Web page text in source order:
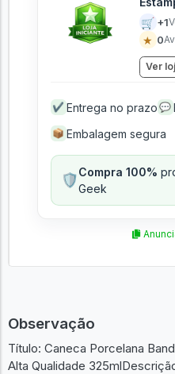
🛒 +1
★ 0
Ver
✔ Entrega no prazo 💬
📦 Embalagem segura
🛡️Compra 100%
Geek
Observação
Título: Caneca Porcelana
Alta Qualidade